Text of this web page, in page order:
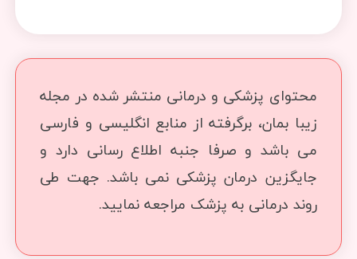
محتوای پزشکی و درمانی منتشر شده در مجله
زیبا بمان، برگرفته از منابع انگلیسی و فارسی
می باشد و صرفا جنبه اطلاع رسانی دارد و
جایگزین درمان پزشکی نمی باشد. جهت طی
روند درمانی به پزشک مراجعه نمایید.